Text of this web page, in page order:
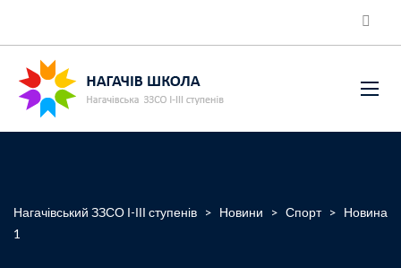
Нагачівський ЗЗСО І-ІІІ ступенів > Новини > Спорт > Новина
1